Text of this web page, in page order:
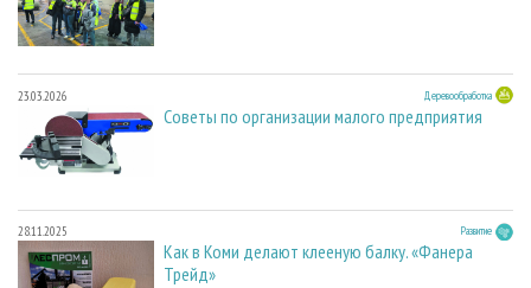
23.03.2026 Деревообработка
Советы по организации малого предприятия
28.11.2025 Развитие
Как в Коми делают клееную балку. «Фанера
Трейд»